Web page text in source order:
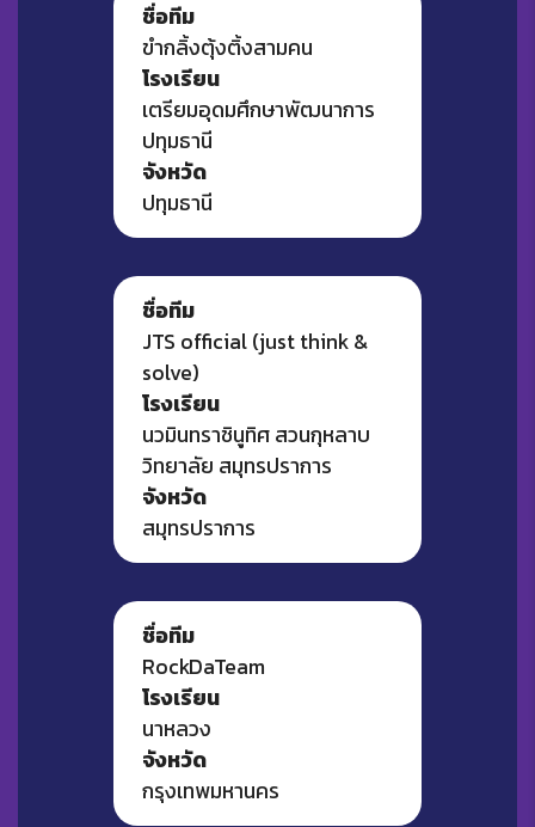
ชื่อทีม
ขำกลิ้งตุ้งติ้งสามคน
โรงเรียน
เตรียมอุดมศึกษาพัฒนาการ
ปทุมธานี
จังหวัด
ปทุมธานี
ชื่อทีม
JTS official (just think &
solve)
โรงเรียน
นวมินทราชินูทิศ สวนกุหลาบ
วิทยาลัย สมุทรปราการ
จังหวัด
สมุทรปราการ
ชื่อทีม
RockDaTeam
โรงเรียน
นาหลวง
จังหวัด
กรุงเทพมหานคร